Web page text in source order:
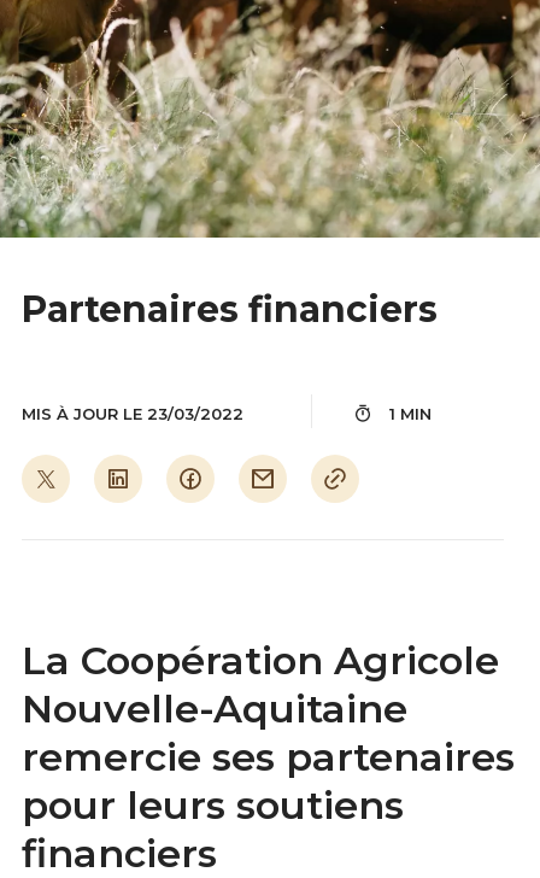
Partenaires financiers
MIS À JOUR LE 23/03/2022 1 MIN
La Coopération Agricole
Nouvelle-Aquitaine
remercie ses partenaires
pour leurs soutiens
financiers